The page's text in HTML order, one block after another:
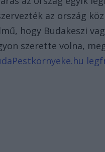
az ország
hogy Budakeszi
szerette volna,